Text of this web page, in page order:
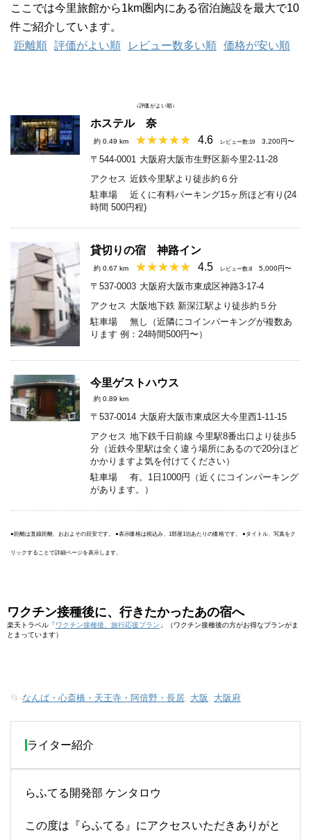
ここでは今里旅館から1km圏内にある宿泊施設を最大で10
件ご紹介しています。
距離順 評価がよい順 レビュー数多い順 価格が安い順
↓評価がよい順↓
ホステル 奈
約 0.49 km 4.6 レビュー数:19 3,200円〜
〒544-0001 大阪府大阪市生野区新今里2-11-28
アクセス 近鉄今里駅より徒歩約６分
駐車場
近くに有料パーキング15ヶ所ほど有り(24
時間 500円程)
貸切りの宿 神路イン
約 0.67 km 4.5 レビュー数:8 5,000円〜
〒537-0003 大阪府大阪市東成区神路3-17-4
アクセス 大阪地下鉄 新深江駅より徒歩約５分
駐車場
無し（近隣にコインパーキングが複数あ
ります 例：24時間500円〜）
今里ゲストハウス
約 0.89 km
〒537-0014 大阪府大阪市東成区大今里西1-11-15
アクセス 地下鉄千日前線 今里駅8番出口より徒歩5
分（近鉄今里駅は全く違う場所にあるので20分ほど
かかりますよ気を付けてください）
駐車場
有。1日1000円（近くにコインパーキング
があります。）
●距離は直線距離、おおよその目安です。 ●表示価格は税込み、1部屋1泊あたりの価格です。 ●タイトル、写真をク
リックすることで詳細ページを表示します。
ワクチン接種後に、行きたかったあの宿へ
楽天トラベル「ワクチン接種後、旅行応援プラン 」（ワクチン接種後の方がお得なプランがま
とまっています）
📂-なんば・心斎橋・天王寺・阿倍野・長居, 大阪 , 大阪府
ライター紹介
らふてる開発部 ケンタロウ
この度は『らふてる』にアクセスいただきありがと